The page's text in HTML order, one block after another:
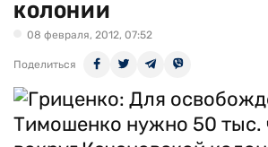
КОЛОНИИ
08 февраля, 2012, 07:52
Поделиться